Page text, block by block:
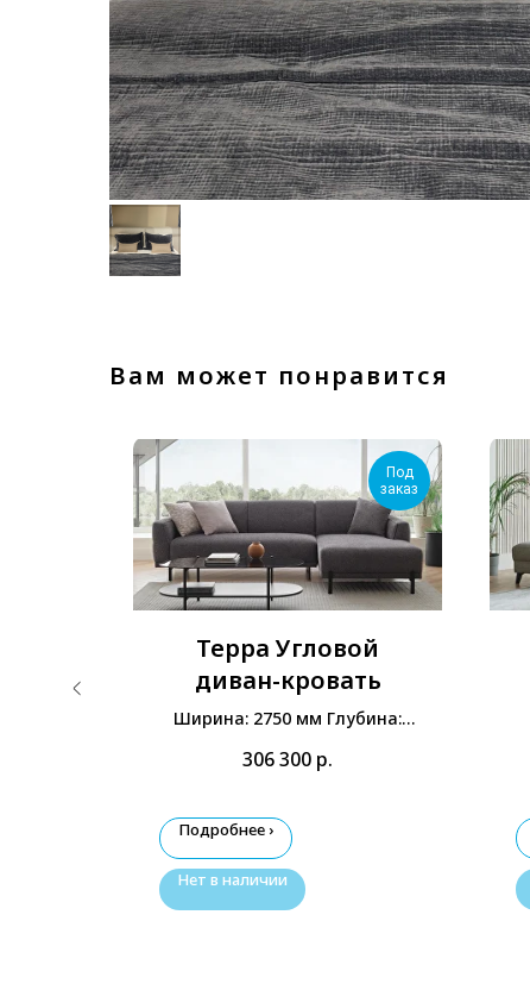
Вам может понравится
Под
заказ
Терра Угловой
диван-кровать
Ширина: 2750 мм Глубина:
306 300 р.
Подробнее ›
Нет в наличии